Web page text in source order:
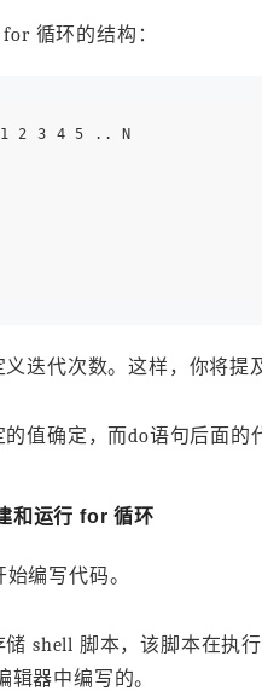
循环的结构：
迭代次数。这样，你将提
值确定，而do语句后面的
和运行 for 循环
编写代码。
shell 脚本，该脚本在执
辑器中编写的。